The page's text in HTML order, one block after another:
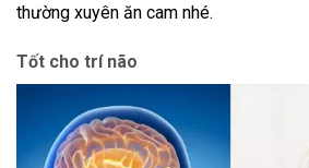
thường xuyên ăn cam nhé.
Tốt cho trí não